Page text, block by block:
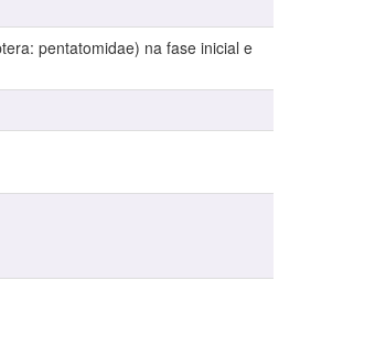
pentatomidae) na fase inicial e